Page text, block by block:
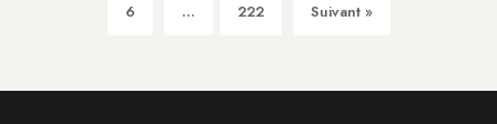
6 ... 222 Suivant »